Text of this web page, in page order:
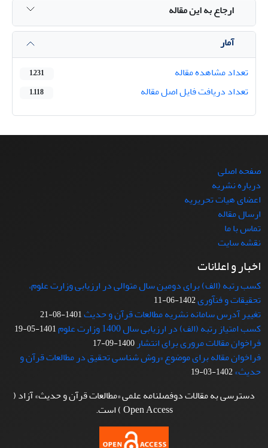
ارجاع به این مقاله
آمار
تعداد مشاهده مقاله
1,231
تعداد دریافت فایل اصل مقاله 1,118
صفحه اصلی
درباره نشریه
اعضای هیات تحریریه
ارسال مقاله
تماس با ما
نقشه سایت
اخبار و اعلانات
کسب رتبه (الف) برای دومین سال متوالی در ارزیابی وزارت علوم،
تحقیقات و فنآوری1402-06-11
تغییر آدرس سامانه نشریه مطالعات قرآن و حدیث1401-08-21
کسب امتیاز رتبه (الف) در ارزیابی سال 1400 وزارت علوم 1401-05-19
فراخوان مقالات مروری برای انتشار1400-09-17
فراخوان مقاله برای موضوع «روش شناسی تحقیق در مطالعات قرآن و
حدیث»1402-03-19
دسترسی به مقالات دوفصلنامه علمی «مطالعات قرآن و حدیث» آزاد (
Open Access ) است.